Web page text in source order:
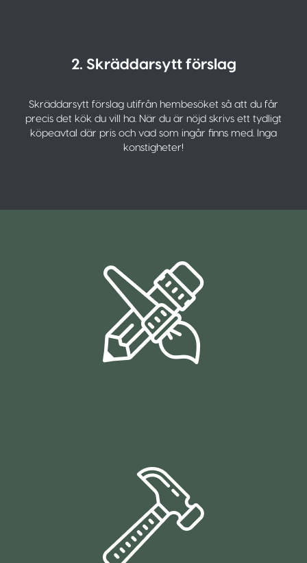
2. Skräddarsytt förslag
Skräddarsytt förslag utifrån hembesöket så att du får
precis det kök du vill ha. När du är nöjd skrivs ett tydligt
köpeavtal där pris och vad som ingår finns med. Inga
konstigheter!